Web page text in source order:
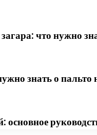
что нужно
знать о пальто
основное